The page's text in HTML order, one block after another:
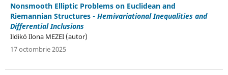
Nonsmooth Elliptic Problems on Euclidean and
Riemannian Structures - Hemivariational Inequalities and
Differential Inclusions
Ildikó Ilona MEZEI (autor)
17 octombrie 2025